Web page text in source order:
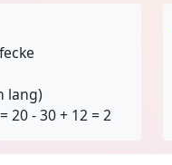
lang)
20 - 30 + 12 = 2